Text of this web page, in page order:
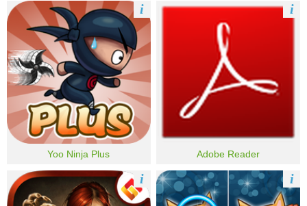
Yoo Ninja Plus
i
Adobe Reader
i
i i